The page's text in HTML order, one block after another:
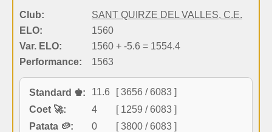
Club:
SANT QUIRZE DEL VALLES, C.E.
ELO:
1560
Var. ELO:
1560 + -5.6 = 1554.4
Performance:
1563
Standard ♚: 11.6
[ 3656 / 6083 ]
Coet 🚀:
4
[ 1259 / 6083 ]
Patata 🥔:
0
[ 3800 / 6083 ]